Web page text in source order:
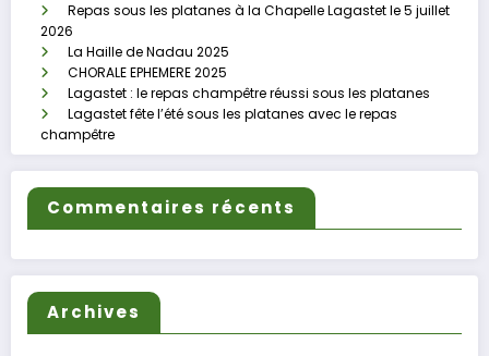
Repas sous les platanes à la Chapelle Lagastet le 5 juillet
2026
La Haille de Nadau 2025
CHORALE EPHEMERE 2025
Lagastet : le repas champêtre réussi sous les platanes
Lagastet fête l’été sous les platanes avec le repas
champêtre
Commentaires récents
Archives